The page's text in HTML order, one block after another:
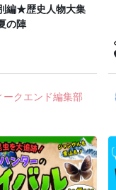
編★歴史人物大集
の陣
ークエンド編集部